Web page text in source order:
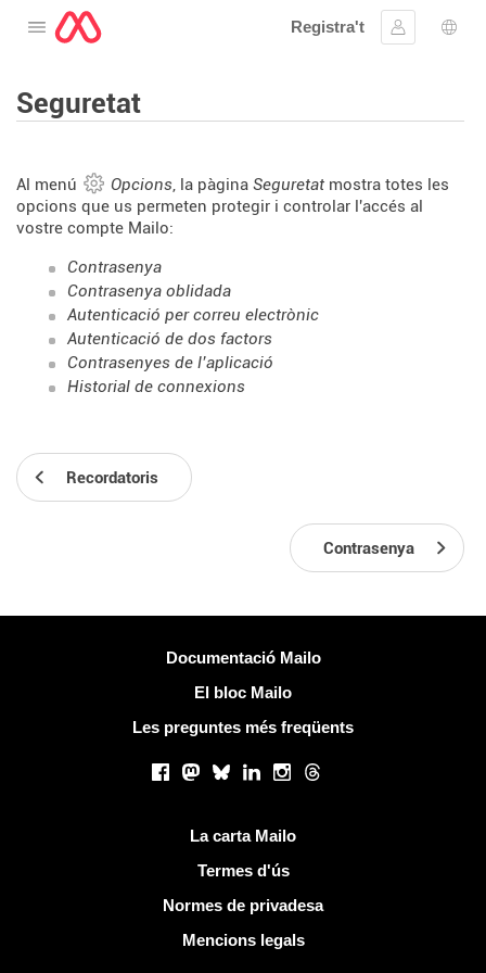
Obre el menú
Registra't
Inicia la
Seguretat
Al menú Opcions, la pàgina Seguretat mostra totes les
opcions que us permeten protegir i controlar l'accés al
vostre compte Mailo:
Contrasenya
Contrasenya oblidada
Autenticació per correu electrònic
Autenticació de dos factors
Contrasenyes de l’aplicació
Historial de connexions
Recordatoris
Contrasenya
Documentació Mailo
El bloc Mailo
Les preguntes més freqüents
Facebook
Mastodon
BlueskyLinkedInInstagram
Threads
La carta Mailo
Termes d'ús
Normes de privadesa
Mencions legals